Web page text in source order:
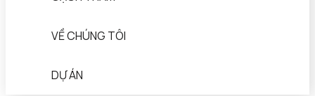
VỀ CHÚNG TÔI
DỰ ÁN